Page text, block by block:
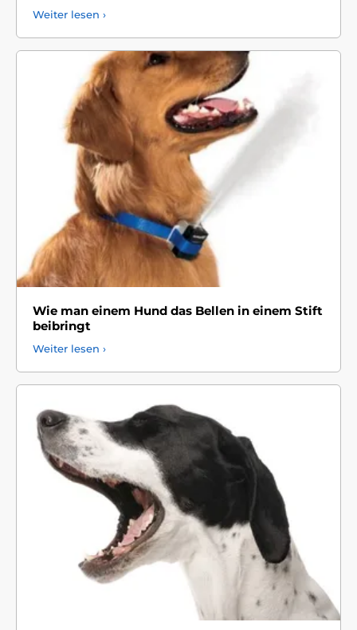
Weiter lesen ›
Wie man einem Hund das Bellen in einem Stift
beibringt
Weiter lesen ›